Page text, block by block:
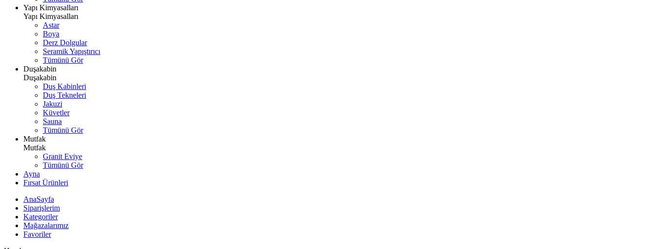
Yapı Kimyasalları
Yapı Kimyasalları
Astar
Boya
Derz Dolgular
Seramik Yapıştırıcı
Tümünü Gör
Duşakabin
Duşakabin
Duş Kabinleri
Duş Tekneleri
Jakuzi
Küvetler
Sauna
Tümünü Gör
Mutfak
Mutfak
Granit Eviye
Tümünü Gör
Ayna
Fırsat Ürünleri
AnaSayfa
Siparişlerim
Kategoriler
Mağazalarımız
Favoriler